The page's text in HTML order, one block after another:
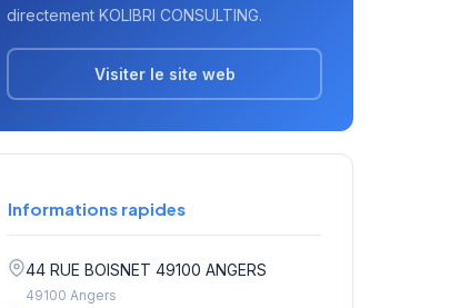
directement KOLIBRI CONSULTING.
Visiter le site web
Informations rapides
44 RUE BOISNET 49100 ANGERS
49100 Angers